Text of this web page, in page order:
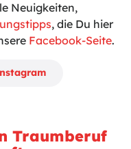
Neuigkeiten,
, die Du hier
Facebook-Seite.
Traumberuf